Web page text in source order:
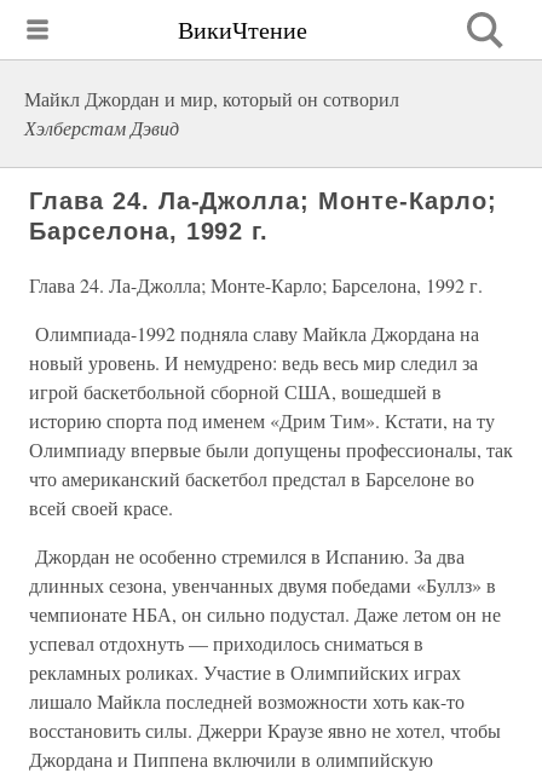
ВикиЧтение
Майкл Джордан и мир, который он сотворил
Хэлберстам Дэвид
Глава 24. Ла-Джолла; Монте-Карло;
Барселона, 1992 г.
Глава 24. Ла-Джолла; Монте-Карло; Барселона, 1992 г.
Олимпиада-1992 подняла славу Майкла Джордана на
новый уровень. И немудрено: ведь весь мир следил за
игрой баскетбольной сборной США, вошедшей в
историю спорта под именем «Дрим Тим». Кстати, на ту
Олимпиаду впервые были допущены профессионалы, так
что американский баскетбол предстал в Барселоне во
всей своей красе.
Джордан не особенно стремился в Испанию. За два
длинных сезона, увенчанных двумя победами «Буллз» в
чемпионате НБА, он сильно подустал. Даже летом он не
успевал отдохнуть — приходилось сниматься в
рекламных роликах. Участие в Олимпийских играх
лишало Майкла последней возможности хоть как-то
восстановить силы. Джерри Краузе явно не хотел, чтобы
Джордана и Пиппена включили в олимпийскую